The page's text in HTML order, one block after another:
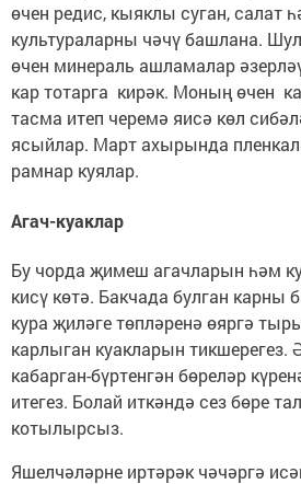
өчен редис, кыяклы суган, салат
культураларны чәчү башлана.
өчен минераль ашламалар
кар тотарга кирәк. Моның өчен
тасма итеп черемә яисә көл
ясыйлар. Март ахырында
рамнар куялар.
Агач-куаклар
Бу чорда җимеш агачларын һәм
кисү көтә. Бакчада булган карны
кура җиләге төпләренә өяргә
карлыган куакларын тикшерегез.
кабарган-бүртенгән бөреләр
итегез. Болай иткәндә сез бөре
котылырсыз.
Яшелчәләрне иртәрәк чәчәргә